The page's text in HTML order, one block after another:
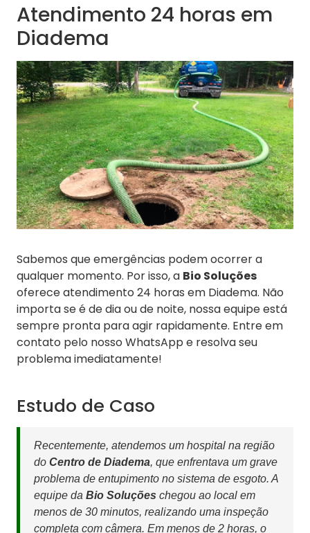
Atendimento 24 horas em
Diadema
Sabemos que emergências podem ocorrer a
qualquer momento. Por isso, a Bio Soluções
oferece atendimento 24 horas em Diadema. Não
importa se é de dia ou de noite, nossa equipe está
sempre pronta para agir rapidamente. Entre em
contato pelo nosso WhatsApp e resolva seu
problema imediatamente!
Estudo de Caso
Recentemente, atendemos um hospital na região
do Centro de Diadema, que enfrentava um grave
problema de entupimento no sistema de esgoto. A
equipe da Bio Soluções chegou ao local em
menos de 30 minutos, realizando uma inspeção
completa com câmera. Em menos de 2 horas, o